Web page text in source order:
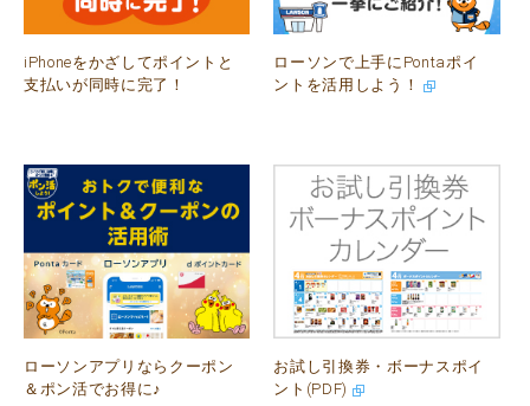
iPhoneをかざしてポイントと
支払いが同時に完了！
ローソンで上手にPontaポイ
ントを活用しよう！
ローソンアプリならクーポン
＆ポン活でお得に♪
お試し引換券・ボーナスポイ
ント(PDF)